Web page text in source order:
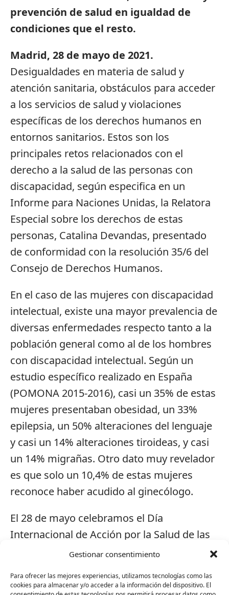
Gestionar consentimiento
Para ofrecer las mejores experiencias, utilizamos tecnologías como las
cookies para almacenar y/o acceder a la información del dispositivo. El
prevención de salud en igualdad de
condiciones que el resto.
Madrid, 28 de mayo de 2021.
Desigualdades en materia de salud y
atención sanitaria, obstáculos para acceder
a los servicios de salud y violaciones
específicas de los derechos humanos en
entornos sanitarios. Estos son los
principales retos relacionados con el
derecho a la salud de las personas con
discapacidad, según especifica en un
Informe para Naciones Unidas, la Relatora
Especial sobre los derechos de estas
personas, Catalina Devandas, presentado
de conformidad con la resolución 35/6 del
Consejo de Derechos Humanos.
En el caso de las mujeres con discapacidad
intelectual, existe una mayor prevalencia de
diversas enfermedades respecto tanto a la
población general como al de los hombres
con discapacidad intelectual. Según un
estudio específico realizado en España
(POMONA 2015-2016), casi un 35% de estas
mujeres presentaban obesidad, un 33%
epilepsia, un 50% alteraciones del lenguaje
y casi un 14% alteraciones tiroideas, y casi
un 14% migrañas. Otro dato muy revelador
es que solo un 10,4% de estas mujeres
reconoce haber acudido al ginecólogo.
El 28 de mayo celebramos el Día
Internacional de Acción por la Salud de las
Mujeres. Por este motivo, Plena inclusión
campaña #SoyPromotoraDeSalud, en la